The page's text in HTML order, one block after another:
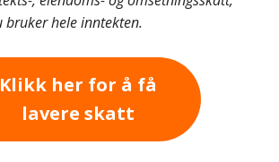
hele inntekten.
Klikk her for å få
lavere skatt